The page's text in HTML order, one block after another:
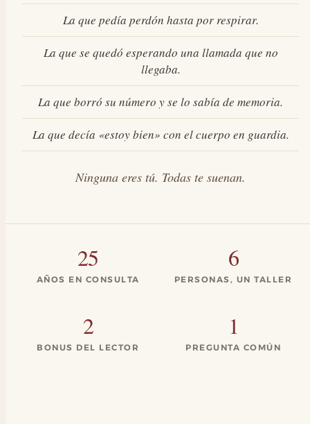
La que pedía perdón hasta por respirar.
La que se quedó esperando una llamada que no
llegaba.
La que borró su número y se lo sabía de memoria.
La que decía «estoy bien» con el cuerpo en guardia.
Ninguna eres tú. Todas te suenan.
25
AÑOS EN CONSULTA
6
PERSONAS, UN TALLER
2
BONUS DEL LECTOR
1
PREGUNTA COMÚN